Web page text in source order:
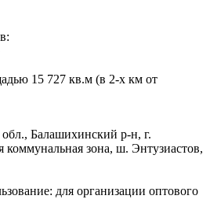
15 727 кв.м (в 2-х км от
Балашихинский р-н, г.
коммунальная зона, ш. Энтузиастов,
для организации оптового